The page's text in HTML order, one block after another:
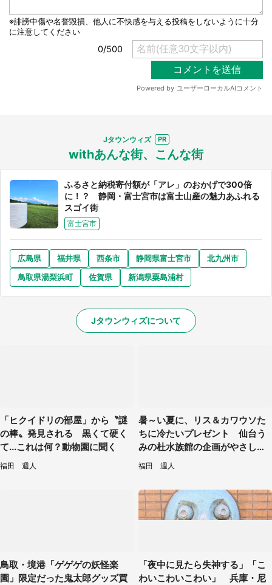
Jタウンウィズ
withあんな街、こんな街
ふるさと納税寄付額が「アレ」のおかげで300倍
に！？ 静岡・富士宮市は富士山産の魅力あふれる
スゴイ街
富士宮市
広島県 福井県 西条市 静岡県富士宮市
北九州市
鳥取県湯梨浜町
佐賀県 新潟県粟島浦村
Jタウンウィズについて
「ヒクイドリの部屋」から〝謎
の棒〟発見される 黒くて硬く
て...これは何？動物園に聞く
福田 週人
暑～い夏に、リス＆カワウソた
ちに冷たいプレゼント 仙台う
みの杜水族館の企画がやさしい
【7／31～8／23】
福田 週人
鳥取・境港「ゲゲゲの妖怪楽
園」限定だった鬼太郎グッズ買
「夜中に見たら失神する」「こ
わいこわいこわい」 兵庫・尼